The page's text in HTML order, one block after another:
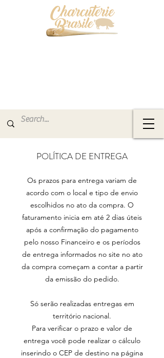
POLÍTICA DE ENTREGA
Os prazos para entrega variam de
acordo com o local e tipo de envio
escolhidos no ato da compra. O
faturamento inicia em até 2 dias úteis
após a confirmação do pagamento
pelo nosso Financeiro e os períodos
de entrega informados no site no ato
da compra começam a contar a partir
da emissão do pedido.
Só serão realizadas entregas em
território nacional.
Para verificar o prazo e valor de
entrega você pode realizar o cálculo
inserindo o CEP de destino na página